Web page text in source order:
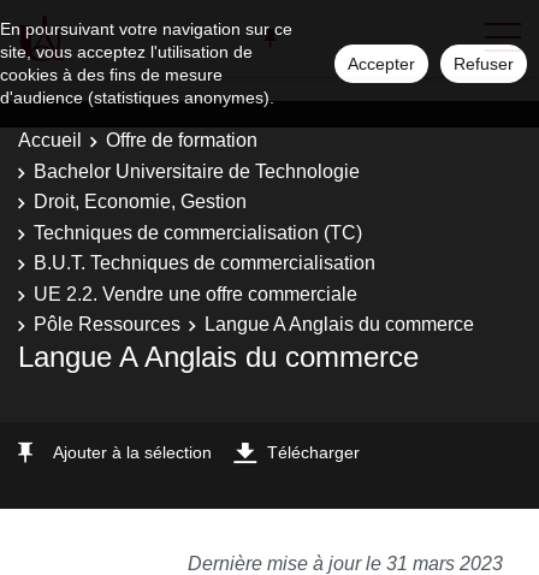
En poursuivant votre navigation sur ce
site, vous acceptez l'utilisation de
cookies à des fins de mesure
d'audience (statistiques anonymes).
Accepter Refuser
Accueil
Offre de formation
Bachelor Universitaire de Technologie
Droit, Economie, Gestion
Techniques de commercialisation (TC)
B.U.T. Techniques de commercialisation
UE 2.2. Vendre une offre commerciale
Pôle Ressources
Langue A Anglais du commerce
Langue A Anglais du commerce
Ajouter à la sélection Télécharger
Dernière mise à jour le 31 mars 2023